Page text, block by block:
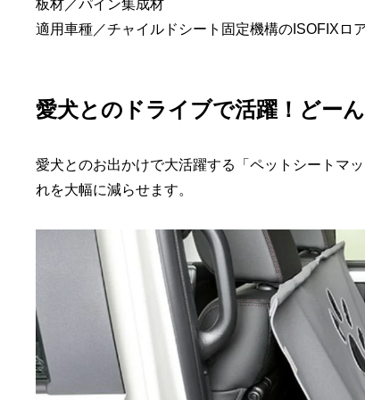
板材／パイン集成材
適用車種／チャイルドシート固定機構のISOFIXロ
愛犬とのドライブで活躍！どー
愛犬とのお出かけで大活躍する「ペットシートマ
れを大幅に減らせます。